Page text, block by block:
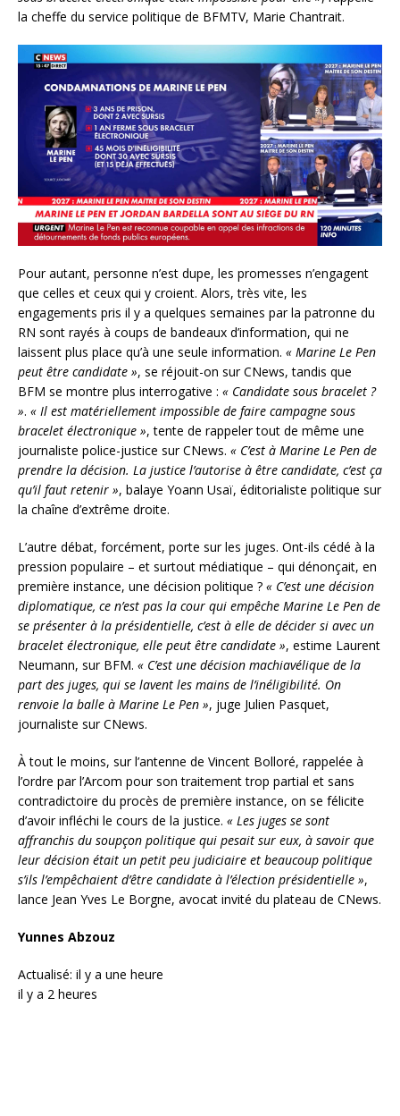
la cheffe du service politique de BFMTV, Marie Chantrait.
Pour autant, personne n’est dupe, les promesses n’engagent
que celles et ceux qui y croient. Alors, très vite, les
engagements pris il y a quelques semaines par la patronne du
RN sont rayés à coups de bandeaux d’information, qui ne
laissent plus place qu’à une seule information. « Marine Le Pen
peut être candidate », se réjouit-on sur CNews, tandis que
BFM se montre plus interrogative : « Candidate sous bracelet ?
». « Il est matériellement impossible de faire campagne sous
bracelet électronique », tente de rappeler tout de même une
journaliste police-justice sur CNews. « C’est à Marine Le Pen de
prendre la décision. La justice l’autorise à être candidate, c’est ça
qu’il faut retenir », balaye Yoann Usaï, éditorialiste politique sur
la chaîne d’extrême droite.
L’autre débat, forcément, porte sur les juges. Ont-ils cédé à la
pression populaire – et surtout médiatique – qui dénonçait, en
première instance, une décision politique ? « C’est une décision
diplomatique, ce n’est pas la cour qui empêche Marine Le Pen de
se présenter à la présidentielle, c’est à elle de décider si avec un
bracelet électronique, elle peut être candidate », estime Laurent
Neumann, sur BFM. « C’est une décision machiavélique de la
part des juges, qui se lavent les mains de l’inéligibilité. On
renvoie la balle à Marine Le Pen », juge Julien Pasquet,
journaliste sur CNews.
À tout le moins, sur l’antenne de Vincent Bolloré, rappelée à
l’ordre par l’Arcom pour son traitement trop partial et sans
contradictoire du procès de première instance, on se félicite
d’avoir infléchi le cours de la justice. « Les juges se sont
affranchis du soupçon politique qui pesait sur eux, à savoir que
leur décision était un petit peu judiciaire et beaucoup politique
s’ils l’empêchaient d’être candidate à l’élection présidentielle »,
lance Jean Yves Le Borgne, avocat invité du plateau de CNews.
Yunnes Abzouz
Actualisé: il y a une heure
il y a 2 heures